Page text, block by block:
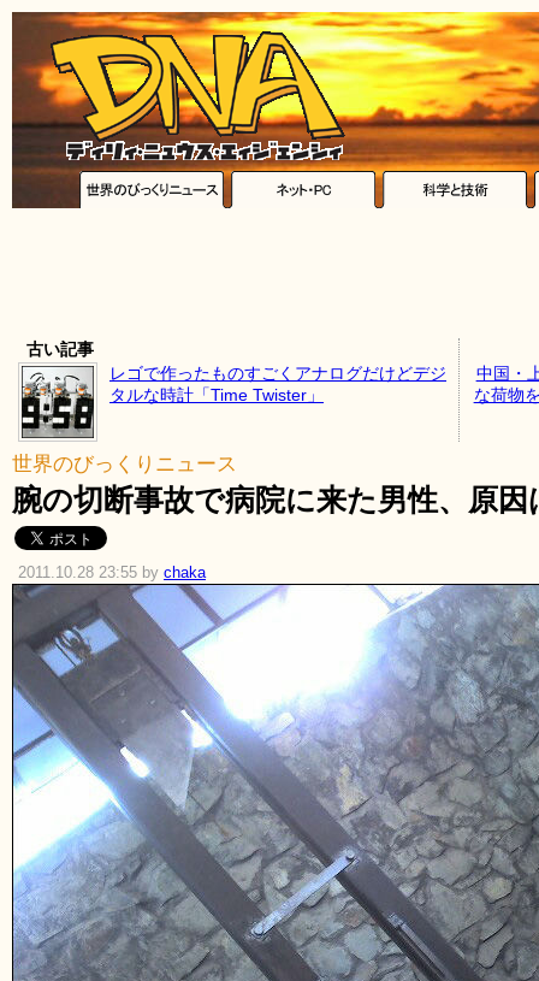
古い記事
レゴで作ったものすごくアナログだけどデジ
タルな時計「Time Twister」
中国・
な荷物
世界のびっくりニュース
腕の切断事故で病院に来た男性、原
2011.10.28 23:55 by chaka